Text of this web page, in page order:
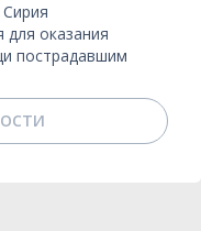
для оказания
пострадавшим